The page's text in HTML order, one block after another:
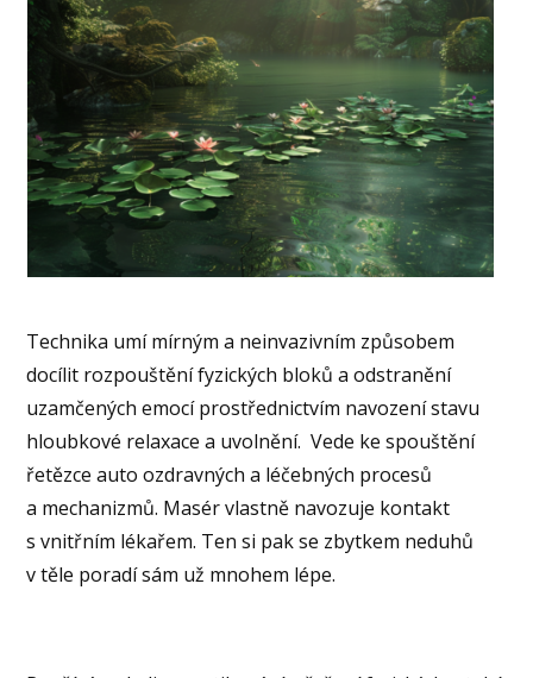
Technika umí mírným a neinvazivním způsobem
docílit rozpouštění fyzických bloků a odstranění
uzamčených emocí prostřednictvím navození stavu
hloubkové relaxace a uvolnění. Vede ke spouštění
řetězce auto ozdravných a léčebných procesů
a mechanizmů. Masér vlastně navozuje kontakt
s vnitřním lékařem. Ten si pak se zbytkem neduhů
v těle poradí sám už mnohem lépe.